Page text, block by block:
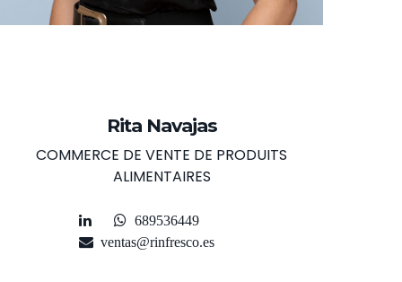
Rita Navajas
COMMERCE DE VENTE DE PRODUITS
ALIMENTAIRES
689536449
ventas@rinfresco.es